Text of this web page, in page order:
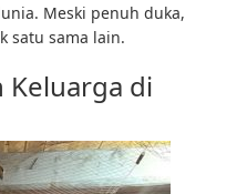
Meski penuh duka,
satu sama lain.
Keluarga di